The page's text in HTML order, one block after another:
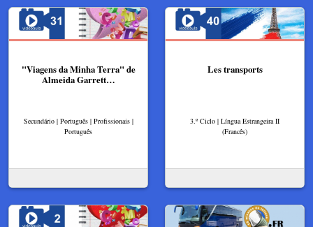
"Viagens da Minha Terra" de
Almeida Garrett…
Secundário | Português | Profissionais |
Português
Les transports
3.º Ciclo | Língua Estrangeira II
(Francês)